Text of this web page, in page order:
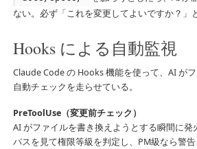
ない。必ず「これを変更してよいですか？」
Hooks による自動監視
Claude Code の Hooks 機能を使って、AI が
自動チェックを走らせている。
PreToolUse（変更前チェック）
AI がファイルを書き換えようとする瞬間に
パスを見て権限等級を判定し、PM級なら警告